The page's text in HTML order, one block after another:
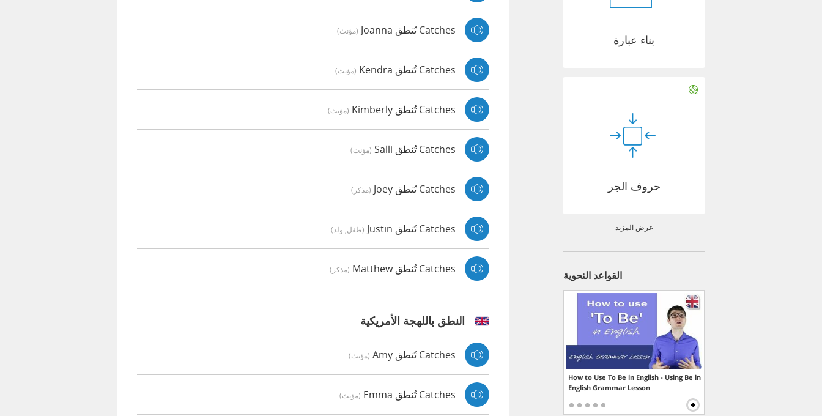
Catches تُنطق Joanna (مؤنث)
Catches تُنطق Kendra (مؤنث)
Catches تُنطق Kimberly (مؤنث)
Catches تُنطق Salli (مؤنث)
Catches تُنطق Joey (مذكر)
Catches تُنطق Justin (طفل, ولد)
Catches تُنطق Matthew (مذكر)
النطق باللهجة الأمريكية
Catches تُنطق Amy (مؤنث)
Catches تُنطق Emma (مؤنث)
بناء عبارة
حروف الجر
عرض المزيد
القواعد النحوية
How to Use To Be in English - Using Be in
English Grammar Lesson